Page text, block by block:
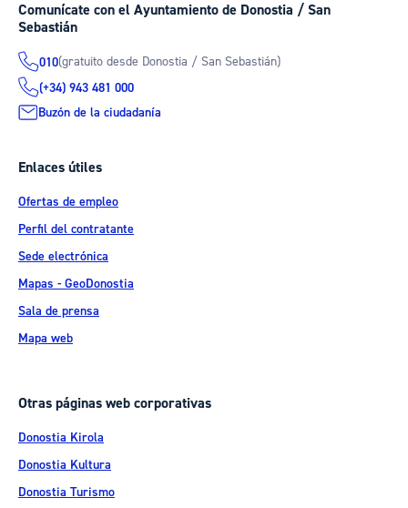
Comunícate con el Ayuntamiento de Donostia / San
Sebastián
010(gratuito desde Donostia / San Sebastián)
(+34) 943 481 000
Buzón de la ciudadanía
Enlaces útiles
Ofertas de empleo
Perfil del contratante
Sede electrónica
Mapas - GeoDonostia
Sala de prensa
Mapa web
Otras páginas web corporativas
Donostia Kirola
Donostia Kultura
Donostia Turismo